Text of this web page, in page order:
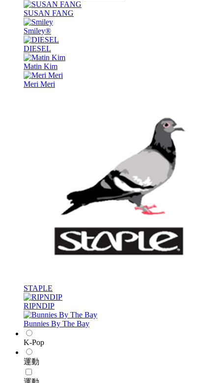
SUSAN FANG
Smiley®️
DIESEL
Matin Kim
Meri Meri
STAPLE
RIPNDIP
Bunnies By The Bay
K-Pop
運動